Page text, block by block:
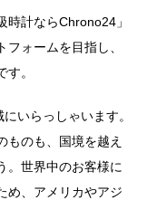
計ならChrono24」
ォームを目指し、
す。
いらっしゃいます。
ものも、国境を越え
。世界中のお客様に
め、アメリカやアジ